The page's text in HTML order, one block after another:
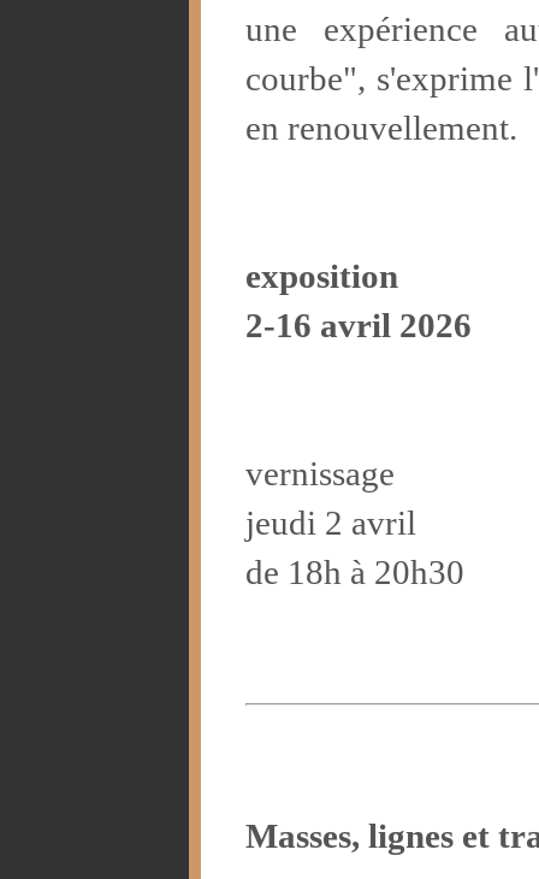
une expérience
courbe", s'exprime
en renouvellement.
exposition
2-16 avril 2026
vernissage
jeudi 2 avril
de 18h à 20h30
Masses, lignes et